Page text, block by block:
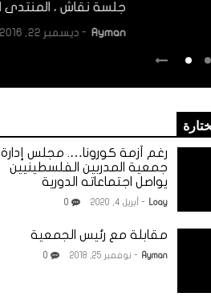
نقاش ، المنتدى الفلسطيني للتدريب
رغم أزمة كورونا…. مجلس إدارة
جمعية المدربين الفلسطينيين
يواصل اجتماعاته الدورية
Loay - أبريل 4, 2020 0
مقابلة مع رئيس الجمعية
Ayman - نوفمبر 25, 2018 0